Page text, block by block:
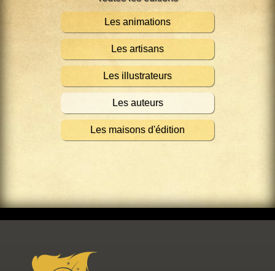
Les animations
Les artisans
Les illustrateurs
Les auteurs
Les maisons d'édition